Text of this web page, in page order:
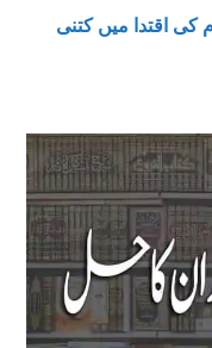
اقتدا میں کتنی